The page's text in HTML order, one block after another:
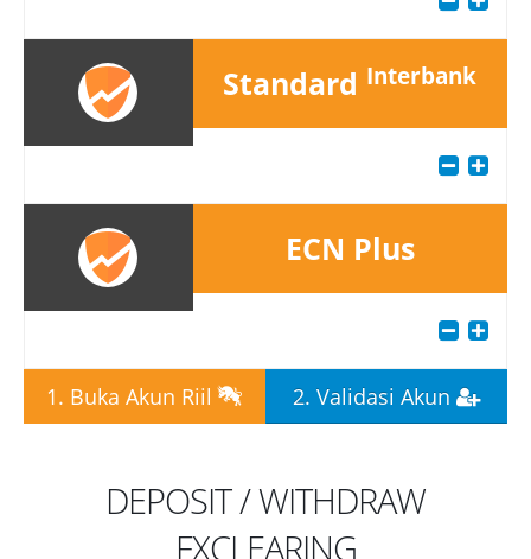
Standard Interbank
ECN Plus
1. Buka Akun Riil 2. Validasi Akun
DEPOSIT / WITHDRAW
FXCLEARING